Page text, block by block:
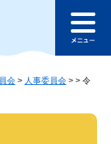
ュ
会 > 人事委員会 > > 令